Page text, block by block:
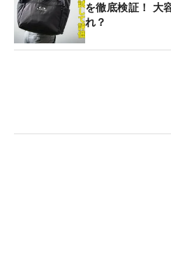
を徹底検証！ 大
れ？